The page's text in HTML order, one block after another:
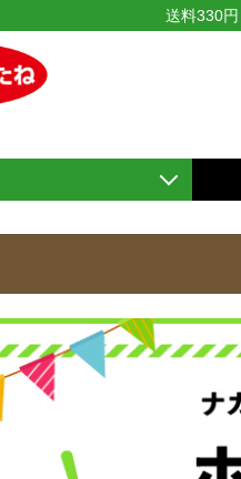
送料330